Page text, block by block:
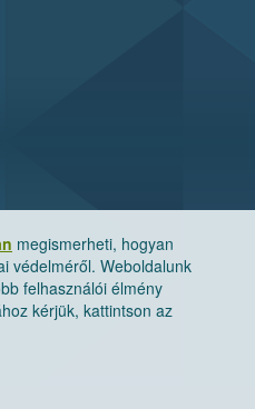
megismerheti, hogyan
védelméről. Weboldalunk
felhasználói élmény
kérjük, kattintson az